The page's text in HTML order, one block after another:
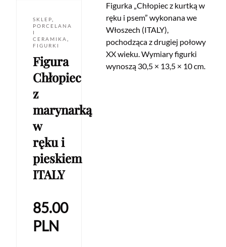
SKLEP
PORCELANA
I
CERAMIKA
FIGURKI
Figura
Chłopiec
z
marynarką
w
ręku i
pieskiem
ITALY
85.00
PLN
Figurka „Chłopiec z kurtką w
ręku i psem” wykonana we
Włoszech (ITALY),
pochodząca z drugiej połowy
XX wieku. Wymiary figurki
wynoszą 30,5 × 13,5 × 10 cm.